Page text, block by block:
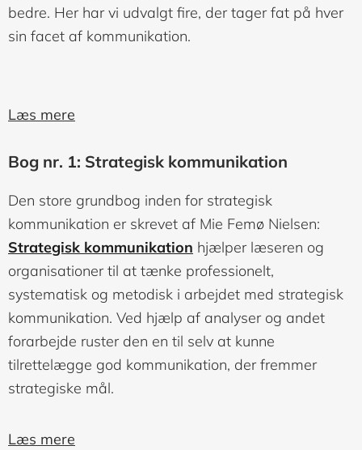
bedre. Her har vi udvalgt fire, der tager fat på hver
sin facet af kommunikation.
Læs mere
Bog nr. 1: Strategisk kommunikation
Den store grundbog inden for strategisk
kommunikation er skrevet af Mie Femø Nielsen:
Strategisk kommunikation hjælper læseren og
organisationer til at tænke professionelt,
systematisk og metodisk i arbejdet med strategisk
kommunikation. Ved hjælp af analyser og andet
forarbejde ruster den en til selv at kunne
tilrettelægge god kommunikation, der fremmer
strategiske mål.
Læs mere